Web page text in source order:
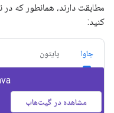
مطابقت دارند، همانطور که در
کنید:
جاوا پایتون
مشاهده در گیت‌هاب